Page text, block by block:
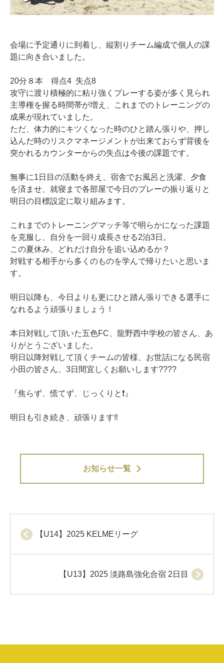
会場に予定通りに到着し、縦割りチーム編成で個人の課
題に向き合いました。
20分８本 得点4 失点8
攻守に渡り積極的に粘り強くプレーする姿が多く見られ
主導権を握る時間帯が増え、これまでのトレーニングの
成果が現れていました。
ただ、体力的にキツくなった時のひと踏ん張りや、押し
込んだ時のリスクマネージメントが出来ておらず背後を
突かれるカウンターからの失点は今後の課題です。
無事に1日目の活動を終え、宿舎でお風呂と洗濯、夕食
を済ませ、就寝まで各部屋で今日のプレーの振り返りと
明日の目標設定に取り組みます。
これまでのトレーニングマッチ等で明らかになった課題
を克服し、自分を一回り成長させる2泊3日。
この夏休み、どれだけ自分を追い込めるか？
対戦する相手から多くのものを学んで帰りたいと思いま
す。
明日以降も、今日よりも更にひと踏ん張りできる選手に
なれるよう頑張りましょう！
本日対戦して頂いた五色FC、龍野西中学校の皆さん、あ
りがとうございました。
明日以降対戦して頂くチームの皆様、お世話になる民宿
小田の皆さん、3日間宜しくお願いします????
『焦らず、慌てず、じっくりと❗️』
明日も引き続き、頑張ります‼️
お知らせ一覧
【U14】2025 KELMEリーグ
【U13】2025 淡路島強化合宿 2日目